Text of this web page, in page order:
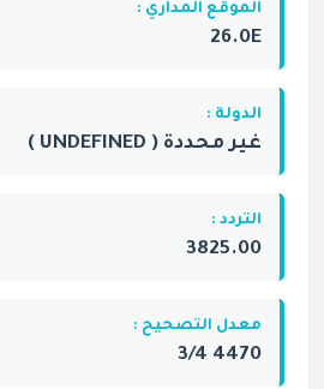
الموقع المداري :
26.0E
الدولة :
غير محددة ( UNDEFINED )
التردد :
3825.00
معدل التصحيح :
4470 3/4